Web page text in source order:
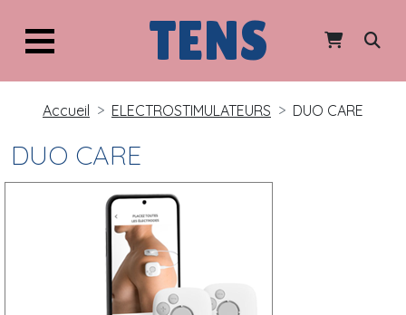
TENS
Accueil ELECTROSTIMULATEURS DUO CARE
DUO CARE